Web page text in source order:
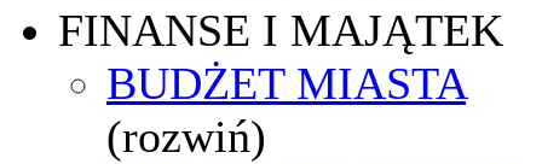
FINANSE I MAJĄTEK
BUDŻET MIASTA
(rozwiń)